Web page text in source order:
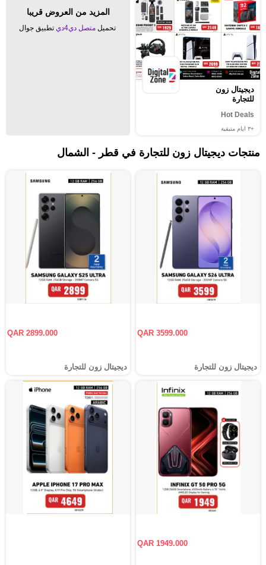
ديجيتال زون
للتجارة
Hot Deals
+٣ ايام متبقية
المزيد من العروض قريبا
تحميل متصل دي4دي تطبيق جوال
منتجات ديجيتال زون للتجارة في قطر - الشمال
QAR 3599.000
ديجيتال زون للتجارة
QAR 2899.000
ديجيتال زون للتجارة
QAR 1949.000